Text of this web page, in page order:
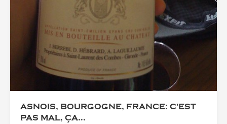
ASNOIS, BOURGOGNE, FRANCE: C'EST
PAS MAL, ÇA…